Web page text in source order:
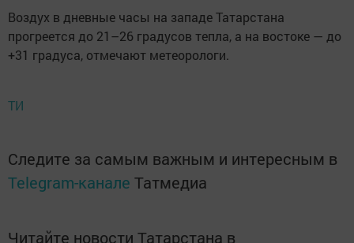
Воздух в дневные часы на западе Татарстана
прогреется до 21–26 градусов тепла, а на востоке — до
+31 градуса, отмечают метеорологи.
ТИ
Следите за самым важным и интересным в
Telegram-канале Татмедиа
Читайте новости Татарстана в